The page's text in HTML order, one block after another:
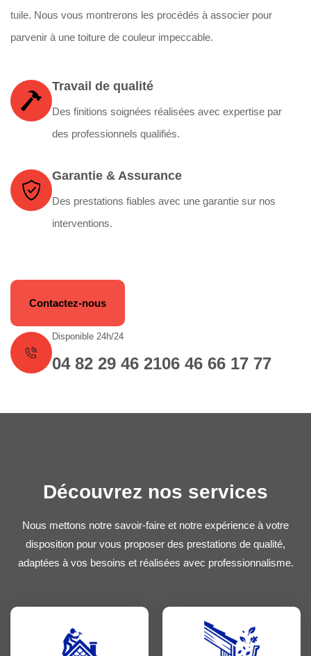
tuile. Nous vous montrerons les procédés à associer pour
parvenir à une toiture de couleur impeccable.
Travail de qualité
Des finitions soignées réalisées avec expertise par
des professionnels qualifiés.
Garantie & Assurance
Des prestations fiables avec une garantie sur nos
interventions.
Contactez-nous
Disponible 24h/24
04 82 29 46 2106 46 66 17 77
Découvrez nos services
Nous mettons notre savoir-faire et notre expérience à votre
disposition pour vous proposer des prestations de qualité,
adaptées à vos besoins et réalisées avec professionnalisme.